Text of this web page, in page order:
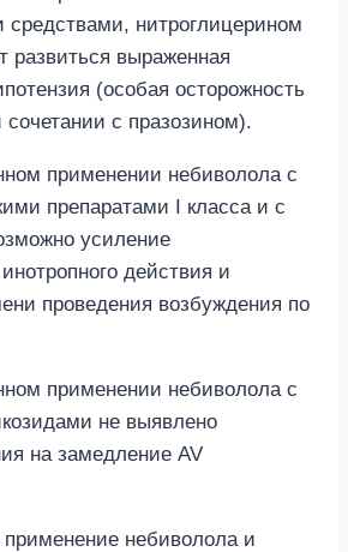
средствами, нитроглицерином
выраженная
(особая осторожность
с празозином).
применении небиволола с
препаратами I класса и с
усиление
действия и
проведения возбуждения по
применении небиволола с
не выявлено
на замедление AV
небиволола и